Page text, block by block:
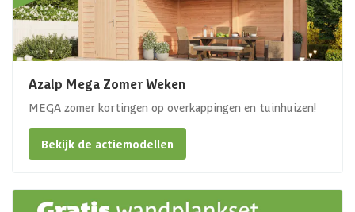
Azalp Mega Zomer Weken
MEGA zomer kortingen op overkappingen en tuinhuizen!
Bekijk de actiemodellen